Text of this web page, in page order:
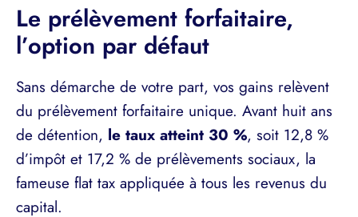
Le prélèvement forfaitaire,
l’option par défaut
Sans démarche de votre part, vos gains relèvent
du prélèvement forfaitaire unique. Avant huit ans
de détention, le taux atteint 30 %, soit 12,8 %
d’impôt et 17,2 % de prélèvements sociaux, la
fameuse flat tax appliquée à tous les revenus du
capital.